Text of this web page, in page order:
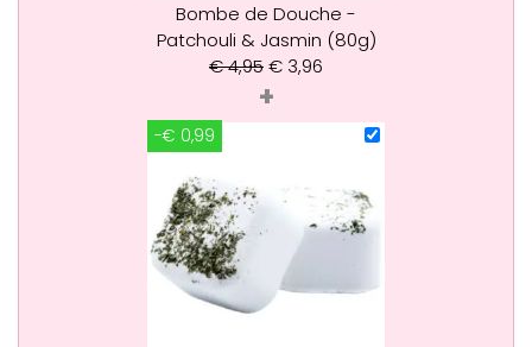
Bombe de Douche -
Patchouli & Jasmin (80g)
€4,95€ 3,96
+
-€ 0,99